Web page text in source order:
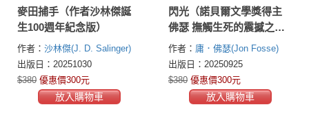
麥田捕手（作者沙林傑誕
生100週年紀念版）
作者： 沙林傑(J. D. Salinger)
出版日：20251030
$380 優惠價300元
放入購物車
閃光（諾貝爾文學獎得主
佛瑟 撫觸生死的震撼之作
首部繁體中文譯本）
作者： 庸．佛瑟(Jon Fosse)
出版日：20250925
$380 優惠價300元
放入購物車